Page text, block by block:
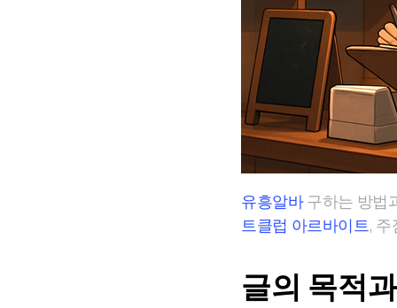
유흥알바구하는 방법
트클럽 아르바이트,
글의 목적